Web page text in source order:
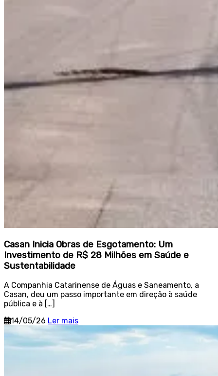
Casan Inicia Obras de Esgotamento: Um
Investimento de R$ 28 Milhões em Saúde e
Sustentabilidade
A Companhia Catarinense de Águas e Saneamento, a
Casan, deu um passo importante em direção à saúde
pública e à […]
14/05/26 Ler mais